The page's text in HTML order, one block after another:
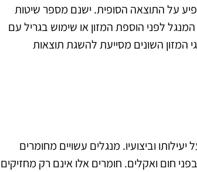
על התוצאה הסופית. ישנם מספר שיטות
לפני הוספת המזון או שימוש בגריל עם
המזון השונים מסייעת להשגת תוצאות
וביצועיו. מנגלים עשויים מחומרים
חום ואקלים. חומרים אלו אינם רק מחזיקים